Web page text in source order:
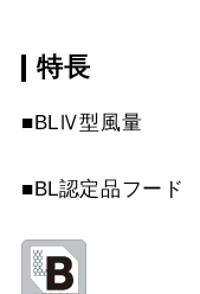
MP-602 BK
MP-602 SI
MP-603 BK
YMP10-345 W
YMP10-345 SI
YMP20-345 BK
YMP20-345 W
CSF10-3421
特長
■BLⅣ型風量
■BL認定品フード